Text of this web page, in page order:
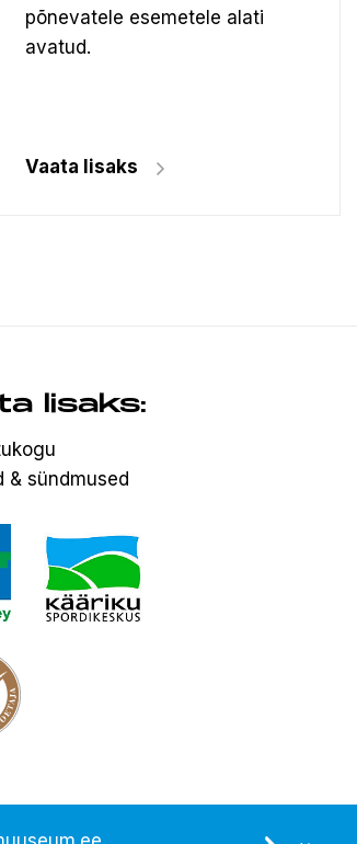
põnevatele esemetele alati
avatud.
Vaata lisaks
lisaks:
& sündmused